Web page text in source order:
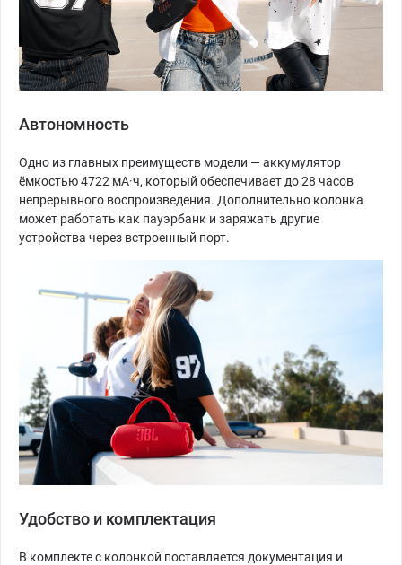
Автономность
Одно из главных преимуществ модели — аккумулятор
ёмкостью 4722 мА·ч, который обеспечивает до 28 часов
непрерывного воспроизведения. Дополнительно колонка
может работать как пауэрбанк и заряжать другие
устройства через встроенный порт.
Удобство и комплектация
В комплекте с колонкой поставляется документация и